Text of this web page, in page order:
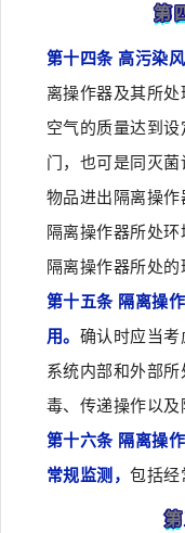
第
第十四条 高污染
离操作器及其所
空气的质量达到
门，也可是同灭菌
物品进出隔离操作
隔离操作器所处
隔离操作器所处的
第十五条 隔离操
用。 确认时应当
系统内部和外部
毒、传递操作以及
第十六条 隔离操
常规监测，包括经